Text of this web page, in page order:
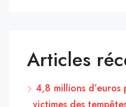
Articles
4,8 millions